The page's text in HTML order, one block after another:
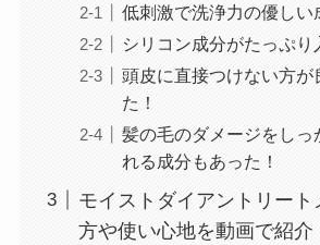
低刺激で洗浄力の優しい
シリコン成分がたっぷり
頭皮に直接つけない方が
た！
髪の毛のダメージをしっ
れる成分もあった！
モイストダイアントリート
方や使い心地を動画で紹介